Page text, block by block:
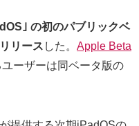
｣ の初のパブリックベ
リース した。 Apple Beta
ーザーは同ベータ版の